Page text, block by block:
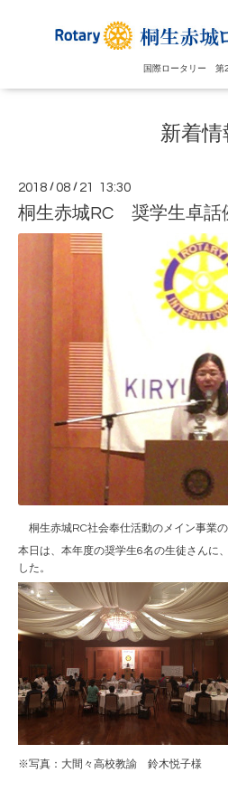
国際ロータリー 第
新着情
2018 /08 / 21 13:30
桐生赤城RC 奨学生卓話
桐生赤城RC社会奉仕活動のメイン事業の
本日は、本年度の奨学生6名の生徒さんに
した。
※写真：大間々高校教諭 鈴木悦子様